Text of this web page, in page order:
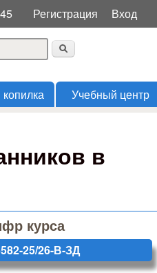
Меню пользователя
Регистрация Вход
Учебный центр
в
курса
25/26-В-ЗД